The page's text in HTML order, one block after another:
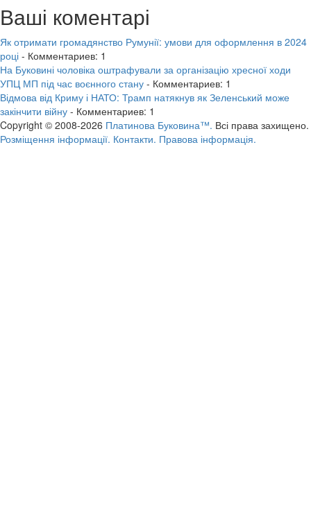
Ваші коментарі
Як отримати громадянство Румунії: умови для оформлення в 2024
році - Комментариев: 1
На Буковині чоловіка оштрафували за організацію хресної ходи
УПЦ МП під час воєнного стану - Комментариев: 1
Відмова від Криму і НАТО: Трамп натякнув як Зеленський може
закінчити війну - Комментариев: 1
Copyright © 2008-2026 Платинова Буковина™. Всі права захищено.
Розміщення інформації. Контакти. Правова інформація.